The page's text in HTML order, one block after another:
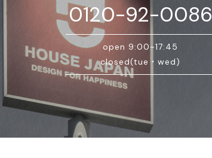
0120-92-0086
open 9:00~17:45
closed(tue・wed)